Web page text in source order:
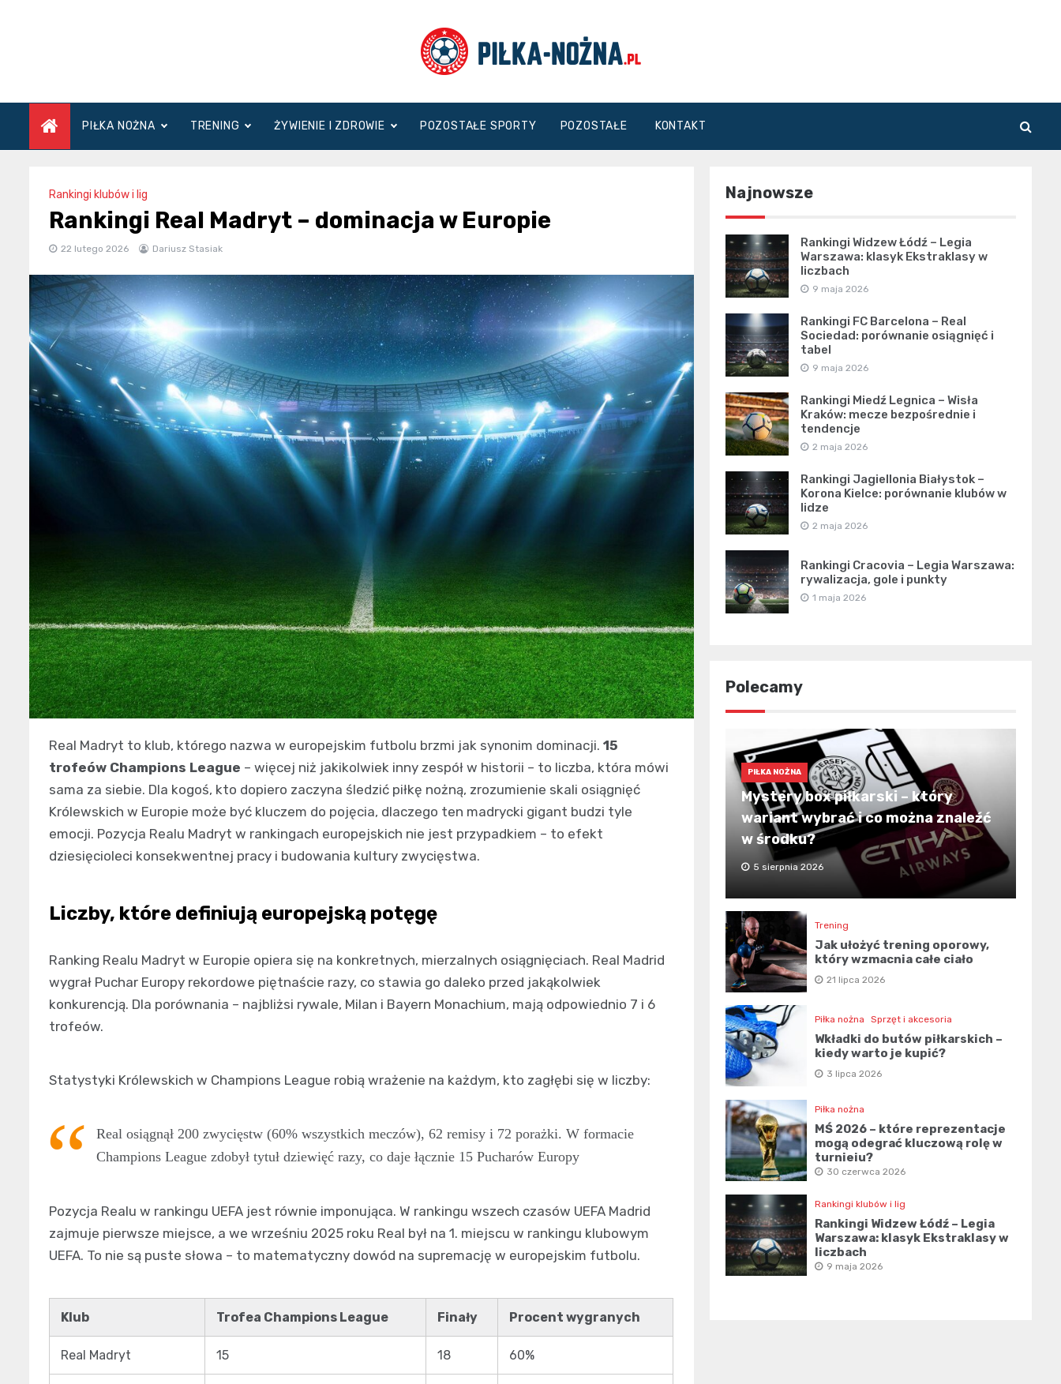
Piłka
Nożna
PIŁKA NOŻNA TRENING ŻYWIENIE I ZDROWIE POZOSTAŁE SPORTY POZOSTAŁE KONTAKT
Rankingi klubów i lig
Rankingi Real Madryt – dominacja w Europie
22 lutego 2026 Dariusz Stasiak
Real Madryt to klub, którego nazwa w europejskim futbolu brzmi jak synonim dominacji. 15
trofeów Champions League – więcej niż jakikolwiek inny zespół w historii – to liczba, która mówi
sama za siebie. Dla kogoś, kto dopiero zaczyna śledzić piłkę nożną, zrozumienie skali osiągnięć
Królewskich w Europie może być kluczem do pojęcia, dlaczego ten madrycki gigant budzi tyle
emocji. Pozycja Realu Madryt w rankingach europejskich nie jest przypadkiem – to efekt
dziesięcioleci konsekwentnej pracy i budowania kultury zwycięstwa.
Liczby, które definiują europejską potęgę
Ranking Realu Madryt w Europie opiera się na konkretnych, mierzalnych osiągnięciach. Real Madrid
wygrał Puchar Europy rekordowe piętnaście razy, co stawia go daleko przed jakąkolwiek
konkurencją. Dla porównania – najbliżsi rywale, Milan i Bayern Monachium, mają odpowiednio 7 i 6
trofeów.
Statystyki Królewskich w Champions League robią wrażenie na każdym, kto zagłębi się w liczby:
Real osiągnął 200 zwycięstw (60% wszystkich meczów), 62 remisy i 72 porażki. W formacie
Champions League zdobył tytuł dziewięć razy, co daje łącznie 15 Pucharów Europy
Pozycja Realu w rankingu UEFA jest równie imponująca. W rankingu wszech czasów UEFA Madrid
zajmuje pierwsze miejsce, a we wrześniu 2025 roku Real był na 1. miejscu w rankingu klubowym
UEFA. To nie są puste słowa – to matematyczny dowód na supremację w europejskim futbolu.
Klub Trofea Champions League Finały Procent wygranych
Real Madryt 15 18 60%
Najnowsze
Rankingi Widzew Łódź – Legia
Warszawa: klasyk Ekstraklasy w
liczbach
9 maja 2026
Rankingi FC Barcelona – Real
Sociedad: porównanie osiągnięć i
tabel
9 maja 2026
Rankingi Miedź Legnica – Wisła
Kraków: mecze bezpośrednie i
tendencje
2 maja 2026
Rankingi Jagiellonia Białystok –
Korona Kielce: porównanie klubów w
lidze
2 maja 2026
Rankingi Cracovia – Legia Warszawa:
rywalizacja, gole i punkty
1 maja 2026
Polecamy
PIŁKA NOŻNA
Mystery box piłkarski – który
wariant wybrać i co można znaleźć
w środku?
5 sierpnia 2026
Trening
Jak ułożyć trening oporowy,
który wzmacnia całe ciało
21 lipca 2026
Piłka nożna Sprzęt i akcesoria
Wkładki do butów piłkarskich –
kiedy warto je kupić?
3 lipca 2026
Piłka nożna
MŚ 2026 – które reprezentacje
mogą odegrać kluczową rolę w
turnieju?
30 czerwca 2026
Rankingi klubów i lig
Rankingi Widzew Łódź – Legia
Warszawa: klasyk Ekstraklasy w
liczbach
9 maja 2026